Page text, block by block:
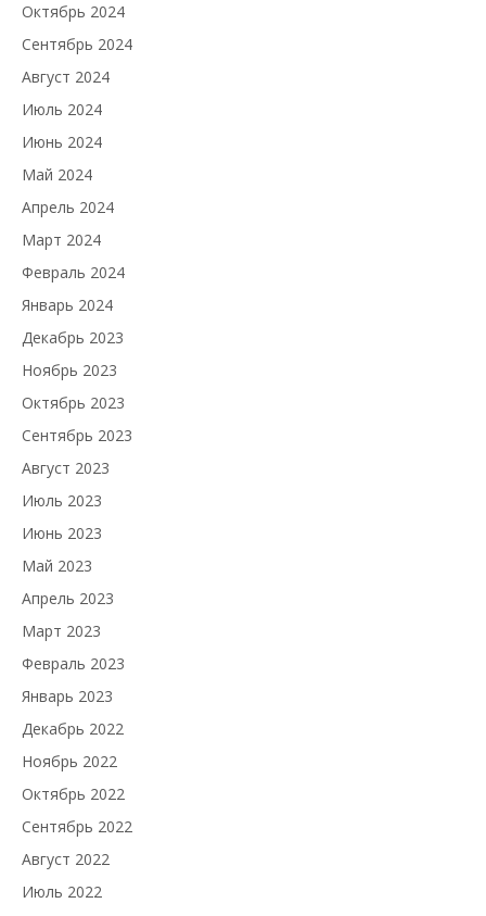
Октябрь 2024
Сентябрь 2024
Август 2024
Июль 2024
Июнь 2024
Май 2024
Апрель 2024
Март 2024
Февраль 2024
Январь 2024
Декабрь 2023
Ноябрь 2023
Октябрь 2023
Сентябрь 2023
Август 2023
Июль 2023
Июнь 2023
Май 2023
Апрель 2023
Март 2023
Февраль 2023
Январь 2023
Декабрь 2022
Ноябрь 2022
Октябрь 2022
Сентябрь 2022
Август 2022
Июль 2022